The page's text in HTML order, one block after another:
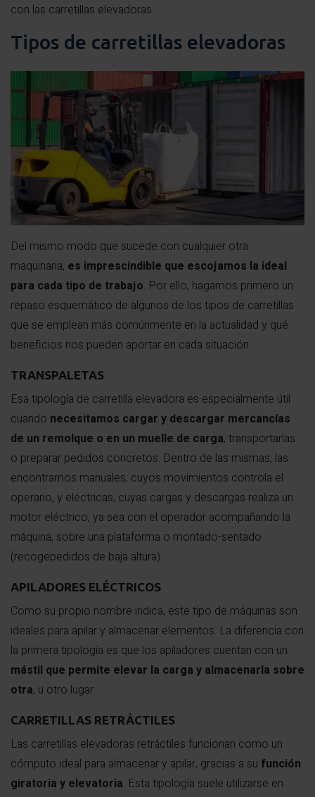
con las carretillas elevadoras.
Tipos de carretillas elevadoras
Del mismo modo que sucede con cualquier otra
maquinaria, es imprescindible que escojamos la ideal
para cada tipo de trabajo. Por ello, hagamos primero un
repaso esquemático de algunos de los tipos de carretillas
que se emplean más comúnmente en la actualidad y qué
beneficios nos pueden aportar en cada situación.
TRANSPALETAS
Esa tipología de carretilla elevadora es especialmente útil
cuando necesitamos cargar y descargar mercancías
de un remolque o en un muelle de carga, transportarlas
o preparar pedidos concretos. Dentro de las mismas, las
encontramos manuales, cuyos movimientos controla el
operario, y eléctricas, cuyas cargas y descargas realiza un
motor eléctrico, ya sea con el operador acompañando la
máquina, sobre una plataforma o montado-sentado
(recogepedidos de baja altura).
APILADORES ELÉCTRICOS
Como su propio nombre indica, este tipo de máquinas son
ideales para apilar y almacenar elementos. La diferencia con
la primera tipología es que los apiladores cuentan con un
mástil que permite elevar la carga y almacenarla sobre
otra, u otro lugar.
CARRETILLAS RETRÁCTILES
Las carretillas elevadoras retráctiles funcionan como un
cómputo ideal para almacenar y apilar, gracias a su función
giratoria y elevatoria. Esta tipología suele utilizarse en